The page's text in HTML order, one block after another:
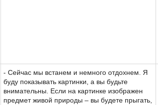
- Сейчас мы встанем и немного отдохнем. Я
буду показывать картинки, а вы будьте
внимательны. Если на картинке изображен
предмет живой природы – вы будете прыгать,